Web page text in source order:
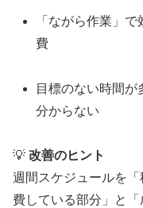
「ながら作業」
費
目標のない時間
分からない
💡 改善のヒント
週間スケジュールを
費している部分」と